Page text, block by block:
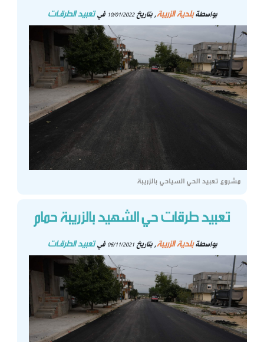
بواسطةبلدية الزريبة, بتاريخ10/01/2022 فيتعبيد الطرقـات
مشروع تعبيد الحي السياحي بالزريبة
تعبيد طرقات حي الشهيد بالزريبة حمام
بواسطةبلدية الزريبة, بتاريخ06/11/2021 فيتعبيد الطرقـات